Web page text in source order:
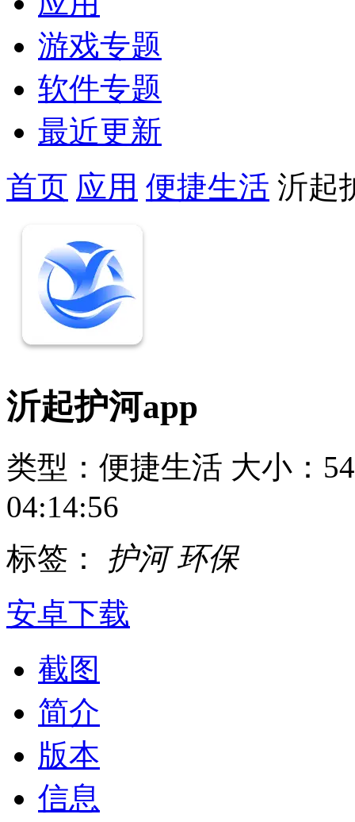
游戏专题
软件专题
最近更新
首页 应用 便捷生活 沂起
沂起护河app
类型：便捷生活 大小：
04:14:56
标签： 护河 环保
安卓下载
截图
简介
版本
信息